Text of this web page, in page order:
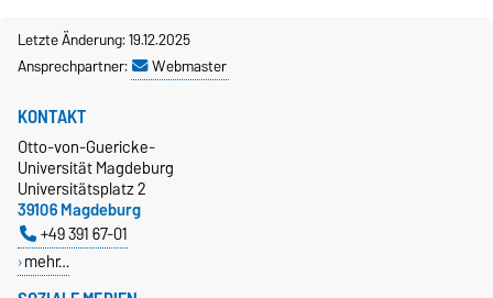
Letzte Änderung: 19.12.2025
Ansprechpartner:
Webmaster
KONTAKT
Otto-von-Guericke-
Universität Magdeburg
Universitätsplatz 2
39106 Magdeburg
+49 391 67-01
mehr…